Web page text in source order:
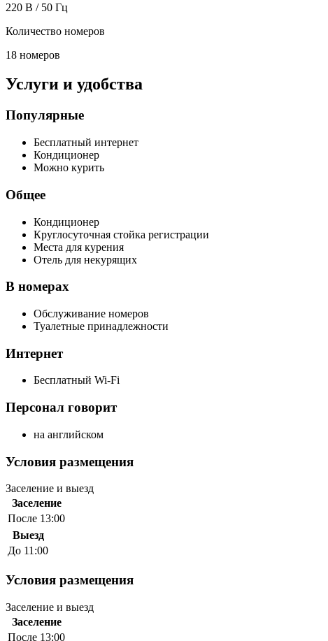
220 В / 50 Гц
Количество номеров
18 номеров
Услуги и удобства
Популярные
Бесплатный интернет
Кондиционер
Можно курить
Общее
Кондиционер
Круглосуточная стойка регистрации
Места для курения
Отель для некурящих
В номерах
Обслуживание номеров
Туалетные принадлежности
Интернет
Бесплатный Wi-Fi
Персонал говорит
на английском
Условия размещения
Заселение и выезд
Заселение
После 13:00
Выезд
До 11:00
Условия размещения
Заселение и выезд
Заселение
После 13:00